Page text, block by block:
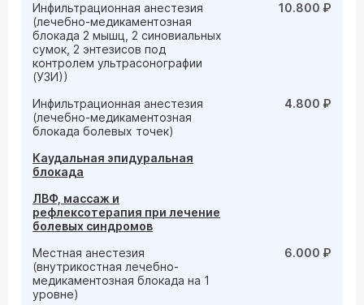
Инфильтрационная анестезия
(лечебно-медикаментозная
блокада 2 мышц, 2 синовиальных
сумок, 2 энтезисов под
контролем ультрасонографии
(УЗИ))
10.800 ₽
Инфильтрационная анестезия
(лечебно-медикаментозная
блокада болевых точек)
4.800 ₽
Каудальная эпидуральная
блокада
ЛВФ, массаж и
рефлексотерапия при лечение
болевых синдромов
Местная анестезия
(внутрикостная лечебно-
медикаментозная блокада на 1
уровне)
6.000 ₽